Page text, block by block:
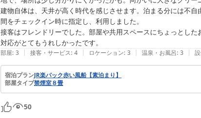
建物自体は、天井が高く時代を感じさせます。泊まる分には不
間をチェックイン時に指定し、利用しました。
接客はフレンドリーでした。部屋や共用スペースにちょっとし
対応がとてもうれしかったです。
部屋: 3 | 接客・サービス: 4 | ロケーション: 3 | 温泉・お風呂: 3 |
宿泊プランJR楽パック赤い風船【素泊まり】
部屋タイプ禁煙室８畳
50